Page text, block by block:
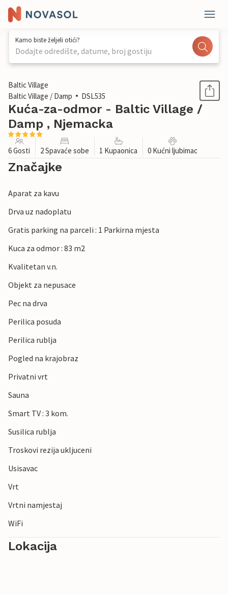
Kamo biste željeli otići?
Dodajte odredište, datume, broj gostiju
1 / 12
Baltic Village
Baltic Village / Damp
DSL535
Kuća-za-odmor - Baltic Village /
Damp , Njemacka
6 Gosti 2 Spavaće sobe 1 Kupaonica 0 Kućni ljubimac
Značajke
Aparat za kavu
Drva uz nadoplatu
Gratis parking na parceli : 1 Parkirna mjesta
Kuca za odmor : 83 m2
Kvalitetan v.n.
Objekt za nepusace
Pec na drva
Perilica posuda
Perilica rublja
Pogled na krajobraz
Privatni vrt
Sauna
Smart TV : 3 kom.
Susilica rublja
Troskovi rezija ukljuceni
Usisavac
Vrt
Vrtni namjestaj
WiFi
Lokacija